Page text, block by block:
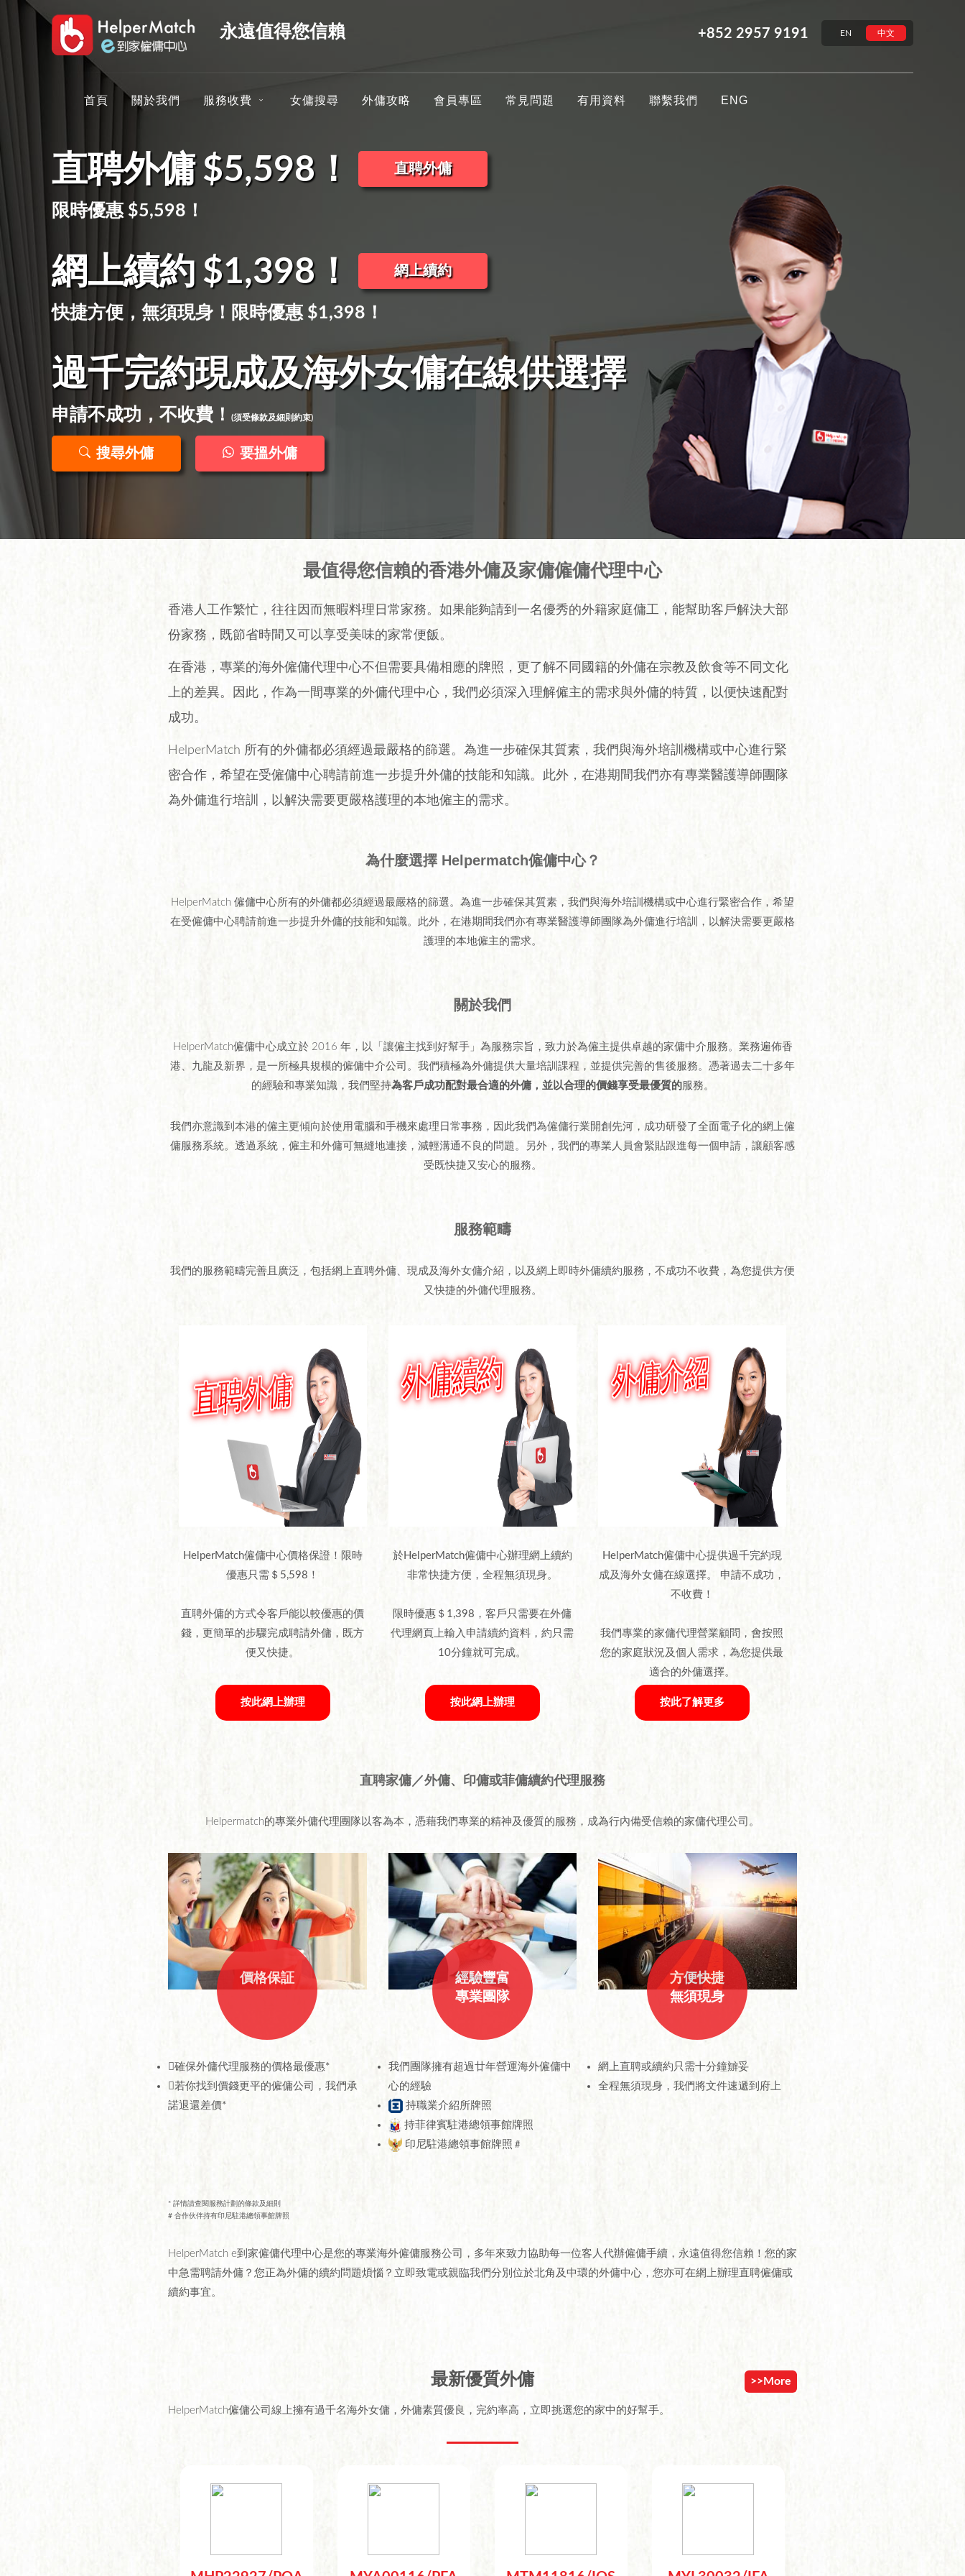
首頁 關於我們 服務收費 女傭搜尋 外傭攻略 會員專區 常見問題 有用資料 聯繫我們 ENG
永遠值得您信賴 +852 2957 9191 EN 中文
直聘外傭 $5,598！ 直聘外傭
限時優惠 $5,598！
網上續約 $1,398！ 網上續約
快捷方便，無須現身！限時優惠 $1,398！
過千完約現成及海外女傭在線供選擇
申請不成功，不收費！ (須受條款及細則約束)
搜尋外傭 要搵外傭
最值得您信賴的香港外傭及家傭僱傭代理中心
香港人工作繁忙，往往因而無暇料理日常家務。如果能夠請到一名優秀的外籍家庭傭工，能幫助客戶解決大部
份家務，既節省時間又可以享受美味的家常便飯。
在香港，專業的海外僱傭代理中心不但需要具備相應的牌照，更了解不同國籍的外傭在宗教及飲食等不同文化
上的差異。因此，作為一間專業的外傭代理中心，我們必須深入理解僱主的需求與外傭的特質，以便快速配對
成功。
HelperMatch 所有的外傭都必須經過最嚴格的篩選。為進一步確保其質素，我們與海外培訓機構或中心進行緊
密合作，希望在受僱傭中心聘請前進一步提升外傭的技能和知識。此外，在港期間我們亦有專業醫護導師團隊
為外傭進行培訓，以解決需要更嚴格護理的本地僱主的需求。
為什麼選擇 Helpermatch僱傭中心？
HelperMatch 僱傭中心所有的外傭都必須經過最嚴格的篩選。為進一步確保其質素，我們與海外培訓機構或中心進行緊密合作，希望
在受僱傭中心聘請前進一步提升外傭的技能和知識。此外，在港期間我們亦有專業醫護導師團隊為外傭進行培訓，以解決需要更嚴格
護理的本地僱主的需求。
關於我們
HelperMatch僱傭中心成立於 2016 年，以「讓僱主找到好幫手」為服務宗旨，致力於為僱主提供卓越的家傭中介服務。業務遍佈香
港、九龍及新界，是一所極具規模的僱傭中介公司。我們積極為外傭提供大量培訓課程，並提供完善的售後服務。憑著過去二十多年
的經驗和專業知識，我們堅持為客戶成功配對最合適的外傭，並以合理的價錢享受最優質的 服務。
我們亦意識到本港的僱主更傾向於使用電腦和手機來處理日常事務，因此我們為僱傭行業開創先河，成功研發了全面電子化的網上僱
傭服務系統。透過系統，僱主和外傭可無縫地連接，減輕溝通不良的問題。另外，我們的專業人員會緊貼跟進每一個申請，讓顧客感
受既快捷又安心的服務。
服務範疇
我們的服務範疇完善且廣泛，包括網上直聘外傭、現成及海外女傭介紹，以及網上即時外傭續約服務，不成功不收費，為您提供方便
又快捷的外傭代理服務。
HelperMatch僱傭中心價格保證！限時
優惠只需＄5,598！
直聘外傭的方式令客戶能以較優惠的價
錢，更簡單的步驟完成聘請外傭，既方
便又快捷。
按此網上辦理
於HelperMatch僱傭中心辦理網上續約
非常快捷方便，全程無須現身。
限時優惠＄1,398，客戶只需要在外傭
代理網頁上輸入申請續約資料，約只需
10分鐘就可完成。
按此網上辦理
HelperMatch僱傭中心提供過千完約現
成及海外女傭在線選擇。 申請不成功，
不收費！
我們專業的家傭代理營業顧問，會按照
您的家庭狀況及個人需求，為您提供最
適合的外傭選擇。
按此了解更多
直聘家傭／外傭、印傭或菲傭續約代理服務
Helpermatch的專業外傭代理團隊以客為本，憑藉我們專業的精神及優質的服務，成為行內備受信賴的家傭代理公司。
價格保証
確保外傭代理服務的價格最優惠*
若你找到價錢更平的僱傭公司，我們承
諾退還差價*
經驗豐富
專業團隊
我們團隊擁有超過廿年營運海外僱傭中
心的經驗
持職業介紹所牌照
持菲律賓駐港總領事館牌照
印尼駐港總領事館牌照 #
方便快捷
無須現身
網上直聘或續約只需十分鐘辧妥
全程無須現身，我們將文件速遞到府上
* 詳情請查閱服務計劃的條款及細則
# 合作伙伴持有印尼駐港總領事館牌照
HelperMatch e到家僱傭代理中心是您的專業海外僱傭服務公司，多年來致力協助每一位客人代辦僱傭手續，永遠值得您信賴！您的家
中急需聘請外傭？您正為外傭的續約問題煩惱？立即致電或親臨我們分別位於北角及中環的外傭中心，您亦可在網上辦理直聘僱傭或
續約事宜。
最新優質外傭 >>More
HelperMatch僱傭公司線上擁有過千名海外女傭，外傭素質優良，完約率高，立即挑選您的家中的好幫手。